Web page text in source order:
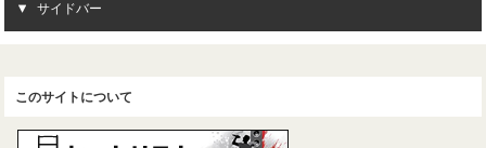
サイドバー
このサイトについて